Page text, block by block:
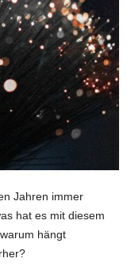
Jahren immer
hat es mit diesem
hängt